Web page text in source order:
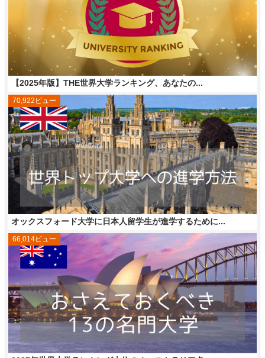
【2025年版】THE世界大学ランキング、あなたの...
オックスフォード大学に日本人留学生が進学するために...
70,922ビュー
66,014ビュー